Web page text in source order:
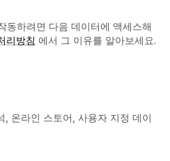
동하려면 다음 데이터에 액세스해
리방침 에서 그 이유를 알아보세요.
, 온라인 스토어, 사용자 지정 데이